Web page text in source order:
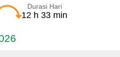
Durasi Hari
12 h 33 min